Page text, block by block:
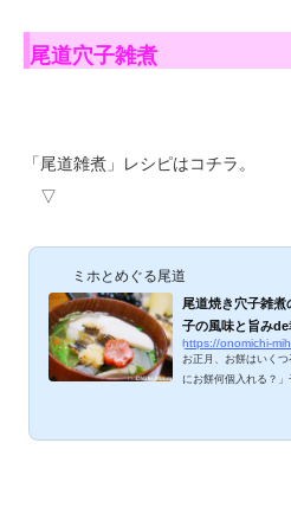
尾道穴子雑煮
「尾道雑煮」レシピはコチラ。
▽
ミホとめぐる尾道
尾道焼き穴子雑
子の風味と旨みde
https://onomichi-
お正月、お餅はいく
にお餅何個入れる？
煮といえば、広島の